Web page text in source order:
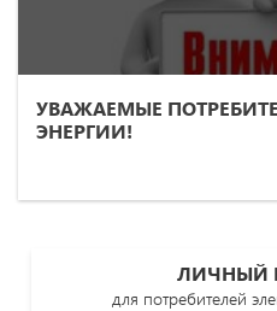
УВАЖАЕМЫЕ
ЭНЕРГИИ!
ЛИЧНЫЙ
для потребителей